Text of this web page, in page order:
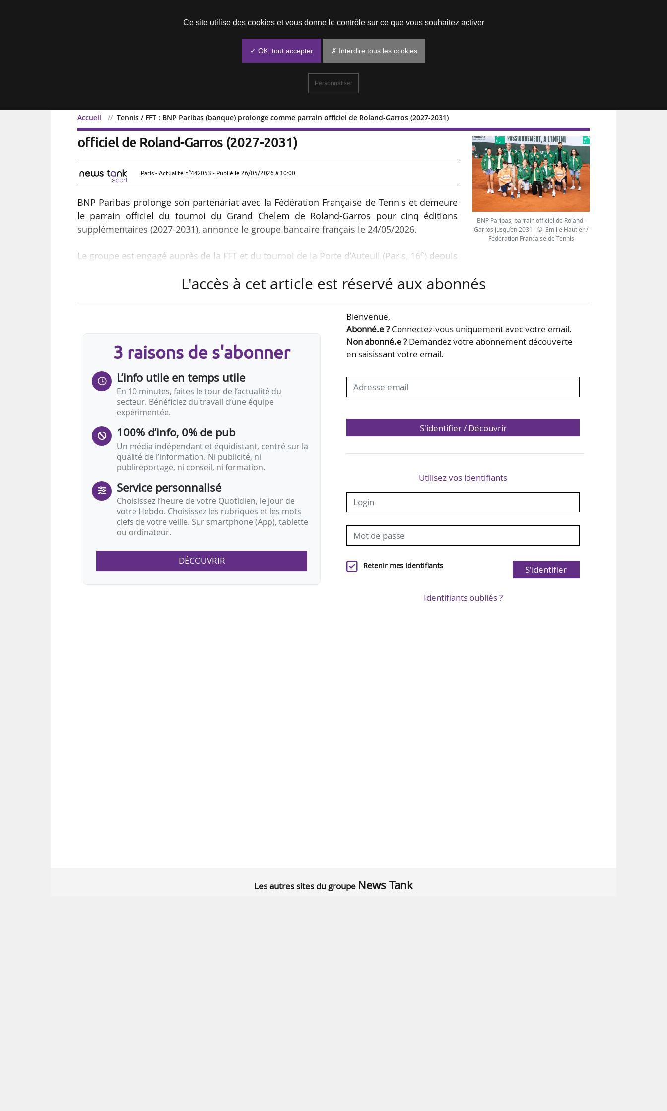
Accueil Tennis / FFT : BNP Paribas (banque) prolonge comme parrain officiel de Roland-Garros (2027-2031)
Tennis / FFT : BNP Paribas (banque) prolonge comme parrain
officiel de Roland-Garros (2027-2031)
Paris - Actualité n°442053 - Publié le 26/05/2026 à 10:00
BNP Paribas prolonge son partenariat avec la Fédération Française de Tennis et demeure
le parrain officiel du tournoi du Grand Chelem de Roland-Garros pour cinq éditions
supplémentaires (2027-2031), annonce le groupe bancaire français le 24/05/2026.
Le groupe est engagé auprès de la FFT et du tournoi de la Porte d’Auteuil (Paris, 16e) depuis
s’afficher seul au plus haut rang dans la hiérarchie sponsoring de Roland-Garros, devant
Cet accord est développé, par la marque, via cinq piliers d’action : un accompagnement de
l’ensemble des pratiques fédérales, le programme…
BNP Paribas, parrain officiel de Roland-
Garros jusqu’en 2031 - © Emilie Hautier /
Fédération Française de Tennis
L'accès à cet article est réservé aux abonnés
3 raisons de s'abonner
L’info utile en temps utile
En 10 minutes, faites le tour de l’actualité du
secteur. Bénéficiez du travail d’une équipe
expérimentée.
100% d’info, 0% de pub
Un média indépendant et équidistant, centré sur la
qualité de l’information. Ni publicité, ni
publireportage, ni conseil, ni formation.
Service personnalisé
Choisissez l‘heure de votre Quotidien, le jour de
votre Hebdo. Choisissez les rubriques et les mots
clefs de votre veille. Sur smartphone (App), tablette
ou ordinateur.
DÉCOUVRIR
Bienvenue,
Abonné.e ?Connectez-vous uniquement avec votre email.
Non abonné.e ?Demandez votre abonnement découverte
en saisissant votre email.
S'identifier / Découvrir
Utilisez vos identifiants
Retenir mes identifiants S'identifier
Identifiants oubliés ?
Les autres sites du groupe News Tank
Ce site utilise des cookies et vous donne le contrôle sur ce que vous souhaitez activer
✓ OK, tout accepter ✗ Interdire tous les cookies
Personnaliser